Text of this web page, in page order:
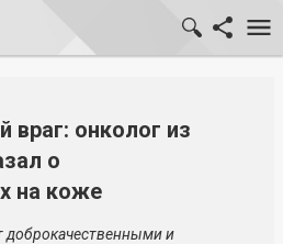
онколог из
о
на коже
и